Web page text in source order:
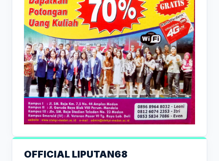
OFFICIAL LIPUTAN68